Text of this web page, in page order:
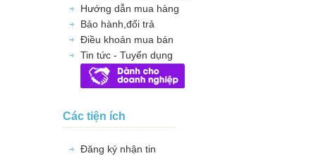
Hướng dẫn mua hàng
Bảo hành,đổi trả
Điều khoản mua bán
Tin tức - Tuyển dụng
Các tiện ích
Đăng ký nhận tin